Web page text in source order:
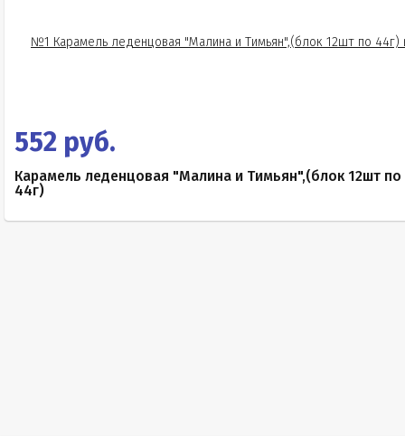
552 руб.
Карамель леденцовая "Малина и Тимьян",(блок 12шт по
44г)